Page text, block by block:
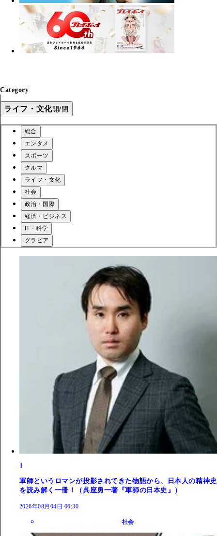
Category
ライフ・文化開/閉
総合
エンタメ
スポーツ
クルマ
ライフ・文化
社会
政治・国際
経済・ビジネス
IT・科学
グラビア
1
軍師というロマンが投影されてきた物語から、日本人の精神史
を読み解く一冊！（呉座勇一著『軍師の日本史』）
2026年08月04日 06:30
社会